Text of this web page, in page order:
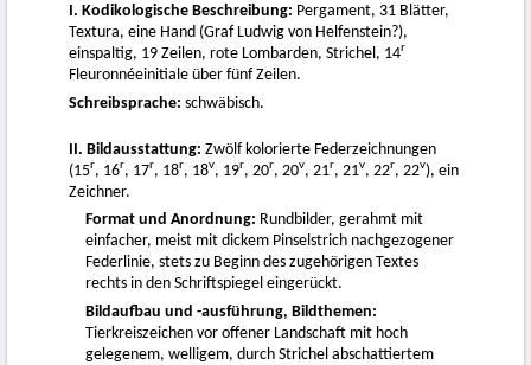
I. Kodikologische Beschreibung: Pergament, 31 Blätter,
Textura, eine Hand (Graf Ludwig von Helfenstein?),
einspaltig, 19 Zeilen, rote Lombarden, Strichel, 14r
Fleuronnéeinitiale über fünf Zeilen.
Schreibsprache: schwäbisch.
II. Bildausstattung: Zwölf kolorierte Federzeichnungen
(15r, 16r, 17r, 18r, 18v, 19r, 20r, 20v, 21r, 21v, 22r, 22v), ein
Zeichner.
Format und Anordnung: Rundbilder, gerahmt mit
einfacher, meist mit dickem Pinselstrich nachgezogener
Federlinie, stets zu Beginn des zugehörigen Textes
rechts in den Schriftspiegel eingerückt.
Bildaufbau und -ausführung, Bildthemen:
Tierkreiszeichen vor offener Landschaft mit hoch
gelegenem, welligem, durch Strichel abschattiertem